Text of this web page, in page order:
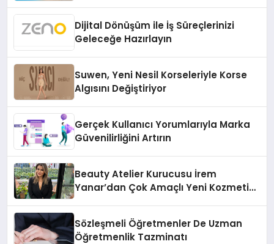
Dijital Dönüşüm ile İş Süreçlerinizi
Geleceğe Hazırlayın
Suwen, Yeni Nesil Korseleriyle Korse
Algısını Değiştiriyor
Gerçek Kullanıcı Yorumlarıyla Marka
Güvenilirliğini Artırın
Beauty Atelier Kurucusu İrem
Yanar’dan Çok Amaçlı Yeni Kozmetik
Sözleşmeli Öğretmenler De Uzman
Öğretmenlik Tazminatı